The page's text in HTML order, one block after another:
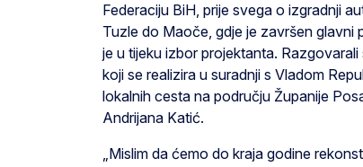
Federaciju BiH, prije svega o izgradnji
Tuzle do Maoče, gdje je završen glavni
je u tijeku izbor projektanta.
koji se realizira u suradnji s Vladom
lokalnih cesta na području Županije
Andrijana Katić.
„Mislim da ćemo do kraja godine